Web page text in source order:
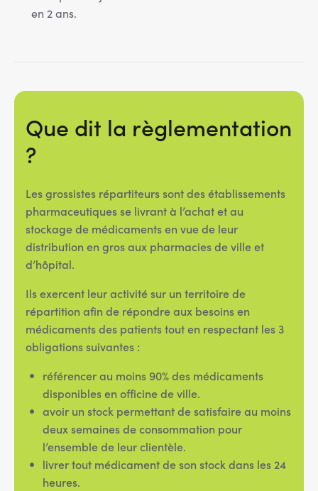
en 2 ans.
Que dit la règlementation
?
Les grossistes répartiteurs sont des établissements
pharmaceutiques se livrant à l’achat et au
stockage de médicaments en vue de leur
distribution en gros aux pharmacies de ville et
d’hôpital.
Ils exercent leur activité sur un territoire de
répartition afin de répondre aux besoins en
médicaments des patients tout en respectant les 3
obligations suivantes :
référencer au moins 90% des médicaments
disponibles en officine de ville.
avoir un stock permettant de satisfaire au moins
deux semaines de consommation pour
l’ensemble de leur clientèle.
livrer tout médicament de son stock dans les 24
heures.